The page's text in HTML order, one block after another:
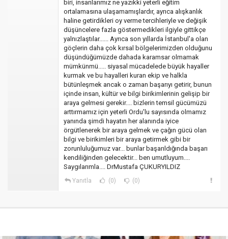
biri, insanlarımız ne yazıkki yeterli eğitim
ortalamasına ulaşamamışlardır, ayrıca alışkanlık
haline getirdikleri oy verme tercihleriyle ve değişik
düşüncelere fazla göstermedikleri ilgiyle gittikçe
yalnızlaştılar...... Ayrıca son yıllarda İstanbul'a olan
göçlerin daha çok kırsal bölgelerimizden olduğunu
düşündüğümüzde dahada karamsar olmamak
mümkünmü..... siyasal mücadelede büyük hayaller
kurmak ve bu hayalleri kuran ekip ve halkla
bütünleşmek ancak o zaman başarıyı getirir, bunun
içinde insan, kültür ve bilgi birikimlerinin gelişip bir
araya gelmesi gerekir.... bizlerin temsil gücümüzü
arttırmamız için yeterli Ordu'lu sayısında olmamız
yanında şimdi hayatın her alanında iyice
örgütlenerek bir araya gelmek ve çağın gücü olan
bilgi ve birikimleri bir araya getirmek gibi bir
zorunluluğumuz var... bunlar başarıldığında başarı
kendiliğinden gelecektir... ben umutluyum....
Saygılarımla.... DrMustafa ÇUKURYILDIZ
Yanıtla (0) (0)